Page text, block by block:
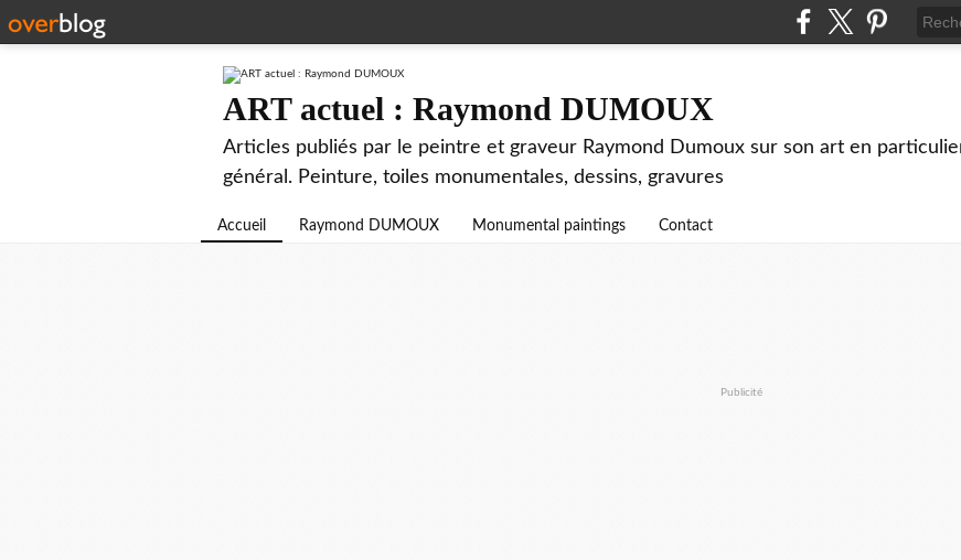
ART actuel : Raymond DUMOUX
Articles publiés par le peintre et graveur Raymond Dumoux sur son art en
général. Peinture, toiles monumentales, dessins, gravures
Accueil Raymond DUMOUX Monumental paintings Contact
Publicité